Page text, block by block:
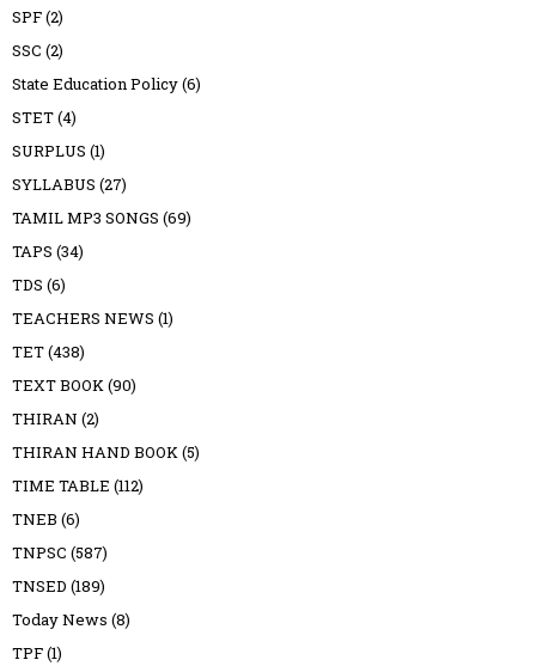
SPF(2)
SSC (2)
State Education Policy(6)
STET(4)
SURPLUS (1)
SYLLABUS (27)
TAMIL MP3 SONGS (69)
TAPS (34)
TDS (6)
TEACHERS NEWS (1)
TET(438)
TEXT BOOK(90)
THIRAN (2)
THIRAN HAND BOOK(5)
TIME TABLE (112)
TNEB (6)
TNPSC (587)
TNSED (189)
Today News (8)
TPF(1)